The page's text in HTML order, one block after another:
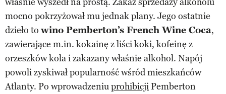
mocno pokrzyżował mu jednak plany. Jego ostatnie
dzieło to wino Pemberton’s French Wine Coca,
zawierające m.in. kokainę z liści koki, kofeinę z
orzeszków kola i zakazany właśnie alkohol. Napój
powoli zyskiwał popularność wśród mieszkańców
Atlanty. Po wprowadzeniuprohibicjiPemberton